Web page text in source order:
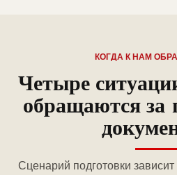
КОГДА К НАМ
Четыре
обращаются за
Сценарий подготовки